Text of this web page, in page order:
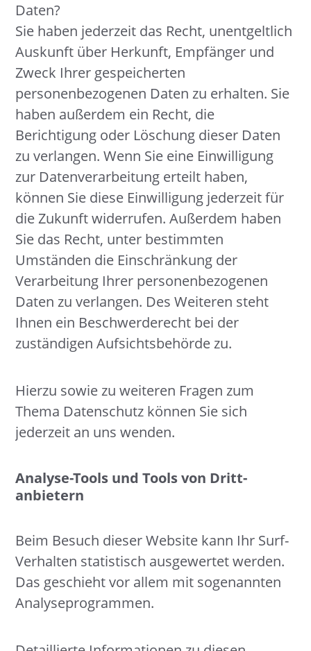
Daten?
Sie haben jederzeit das Recht, unentgeltlich
Auskunft über Herkunft, Empfänger und
Zweck Ihrer gespeicherten
personenbezogenen Daten zu erhalten. Sie
haben außerdem ein Recht, die
Berichtigung oder Löschung dieser Daten
zu verlangen. Wenn Sie eine Einwilligung
zur Datenverarbeitung erteilt haben,
können Sie diese Einwilligung jederzeit für
die Zukunft widerrufen. Außerdem haben
Sie das Recht, unter bestimmten
Umständen die Einschränkung der
Verarbeitung Ihrer personenbezogenen
Daten zu verlangen. Des Weiteren steht
Ihnen ein Beschwerderecht bei der
zuständigen Aufsichtsbehörde zu.
Hierzu sowie zu weiteren Fragen zum
Thema Datenschutz können Sie sich
jederzeit an uns wenden.
Analyse-Tools und Tools von Dritt­
anbietern
Beim Besuch dieser Website kann Ihr Surf-
Verhalten statistisch ausgewertet werden.
Das geschieht vor allem mit sogenannten
Analyseprogrammen.